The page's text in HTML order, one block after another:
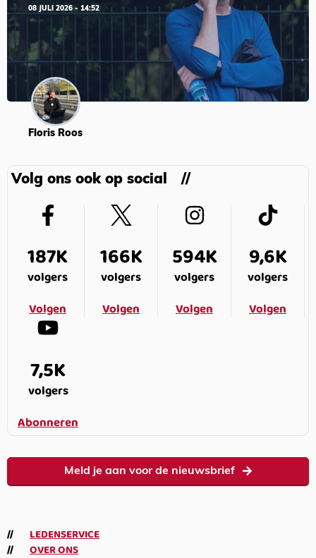
08 JULI 2026 - 14:52
Floris Roos
Volg ons ook op social
187K
volgers
Volgen
166K
volgers
Volgen
594K
volgers
Volgen
9,6K
volgers
Volgen
7,5K
volgers
Abonneren
Meld je aan voor de nieuwsbrief
LEDENSERVICE
OVER ONS